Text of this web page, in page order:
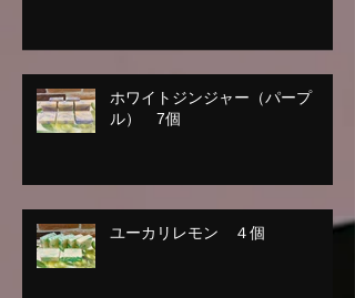
ホワイトジンジャー（パープ
ル） 7個
ユーカリレモン ４個